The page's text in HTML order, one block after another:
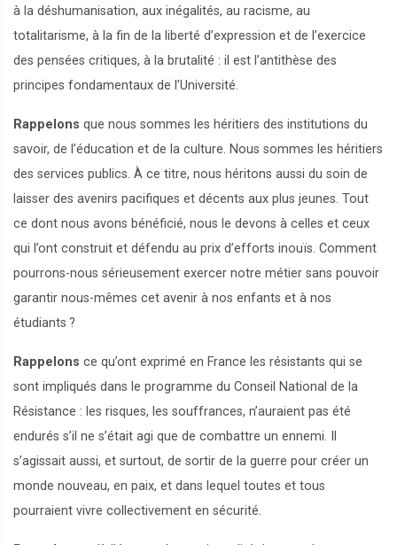
à la déshumanisation, aux inégalités, au racisme, au
totalitarisme, à la fin de la liberté d’expression et de l’exercice
des pensées critiques, à la brutalité : il est l’antithèse des
principes fondamentaux de l’Université.
Rappelons que nous sommes les héritiers des institutions du
savoir, de l’éducation et de la culture. Nous sommes les héritiers
des services publics. À ce titre, nous héritons aussi du soin de
laisser des avenirs pacifiques et décents aux plus jeunes. Tout
ce dont nous avons bénéficié, nous le devons à celles et ceux
qui l’ont construit et défendu au prix d’efforts inouïs. Comment
pourrons-nous sérieusement exercer notre métier sans pouvoir
garantir nous-mêmes cet avenir à nos enfants et à nos
étudiants ?
Rappelons ce qu’ont exprimé en France les résistants qui se
sont impliqués dans le programme du Conseil National de la
Résistance : les risques, les souffrances, n’auraient pas été
endurés s’il ne s’était agi que de combattre un ennemi. Il
s’agissait aussi, et surtout, de sortir de la guerre pour créer un
monde nouveau, en paix, et dans lequel toutes et tous
pourraient vivre collectivement en sécurité.